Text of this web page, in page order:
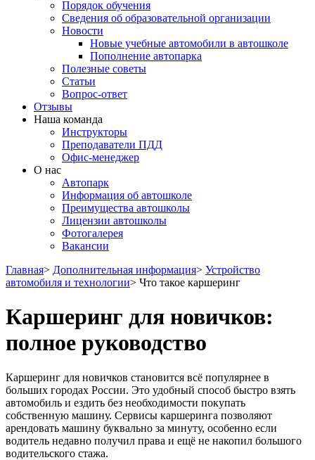
Порядок обучения
Сведения об образовательной организации
Новости
Новые учебные автомобили в автошколе
Пополнение автопарка
Полезные советы
Статьи
Вопрос-ответ
Отзывы
Наша команда
Инструкторы
Преподаватели ПДД
Офис-менеджер
О нас
Автопарк
Информация об автошколе
Преимущества автошколы
Лицензии автошколы
Фотогалерея
Вакансии
Главная> Дополнительная информация> Устройство
автомобиля и технологии> Что такое каршеринг
Каршеринг для новичков:
полное руководство
Каршеринг для новичков становится всё популярнее в
больших городах России. Это удобный способ быстро взять
автомобиль и ездить без необходимости покупать
собственную машину. Сервисы каршеринга позволяют
арендовать машину буквально за минуту, особенно если
водитель недавно получил права и ещё не накопил большого
водительского стажа.